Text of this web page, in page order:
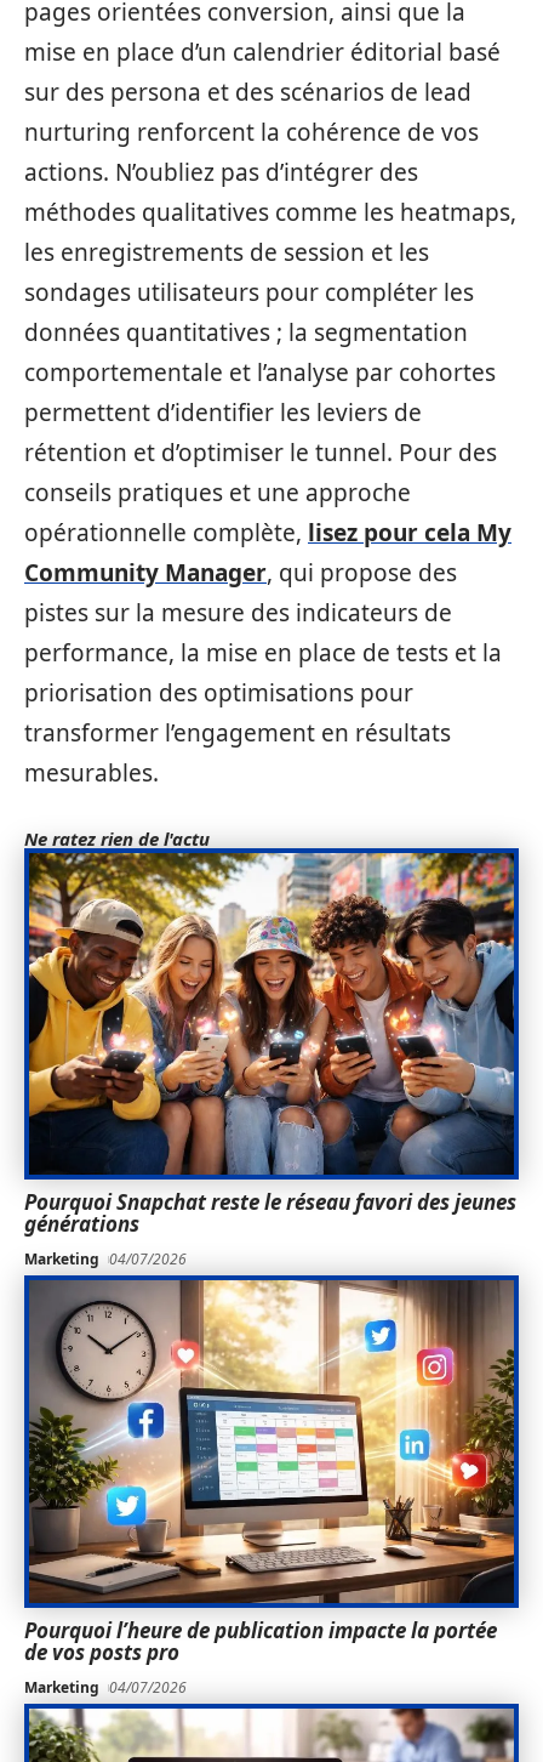
pages orientées conversion, ainsi que la
mise en place d’un calendrier éditorial basé
sur des persona et des scénarios de lead
nurturing renforcent la cohérence de vos
actions. N’oubliez pas d’intégrer des
méthodes qualitatives comme les heatmaps,
les enregistrements de session et les
sondages utilisateurs pour compléter les
données quantitatives ; la segmentation
comportementale et l’analyse par cohortes
permettent d’identifier les leviers de
rétention et d’optimiser le tunnel. Pour des
conseils pratiques et une approche
opérationnelle complète, lisez pour cela My
Community Manager, qui propose des
pistes sur la mesure des indicateurs de
performance, la mise en place de tests et la
priorisation des optimisations pour
transformer l’engagement en résultats
mesurables.
Ne ratez rien de l'actu
Pourquoi Snapchat reste le réseau favori des jeunes
générations
Marketing 04/07/2026
Pourquoi l’heure de publication impacte la portée
de vos posts pro
Marketing 04/07/2026